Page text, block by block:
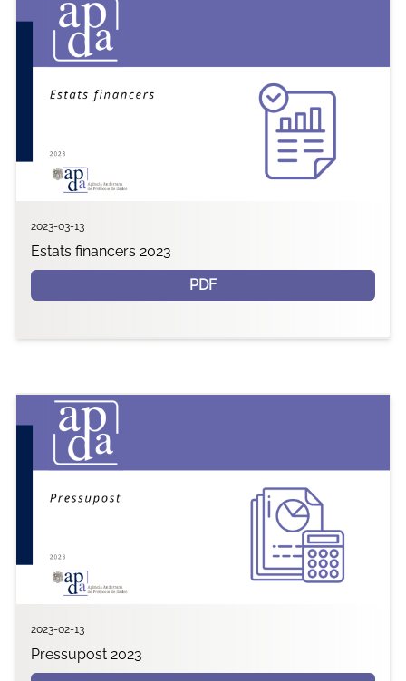
2023-03-13
Estats financers 2023
PDF
2023-02-13
Pressupost 2023